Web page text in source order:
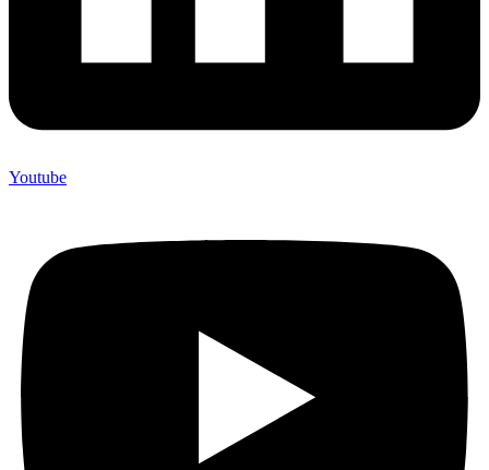
Youtube